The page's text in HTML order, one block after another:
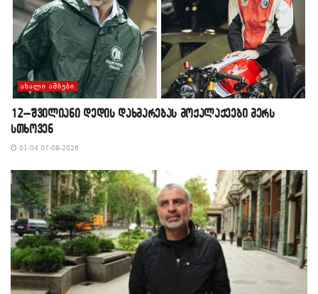
ᲐᲮᲐᲚᲘ ᲐᲛᲑᲔᲑᲘ
12–შვილიანი დედის დახმარებას მოქალაქეები მერს
სთხოვენ
01:04 07-08-2026